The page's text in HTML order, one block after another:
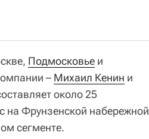
Подмосковье и
– Михаил Кенин и
около 25
на Фрунзенской набережной
сегменте.